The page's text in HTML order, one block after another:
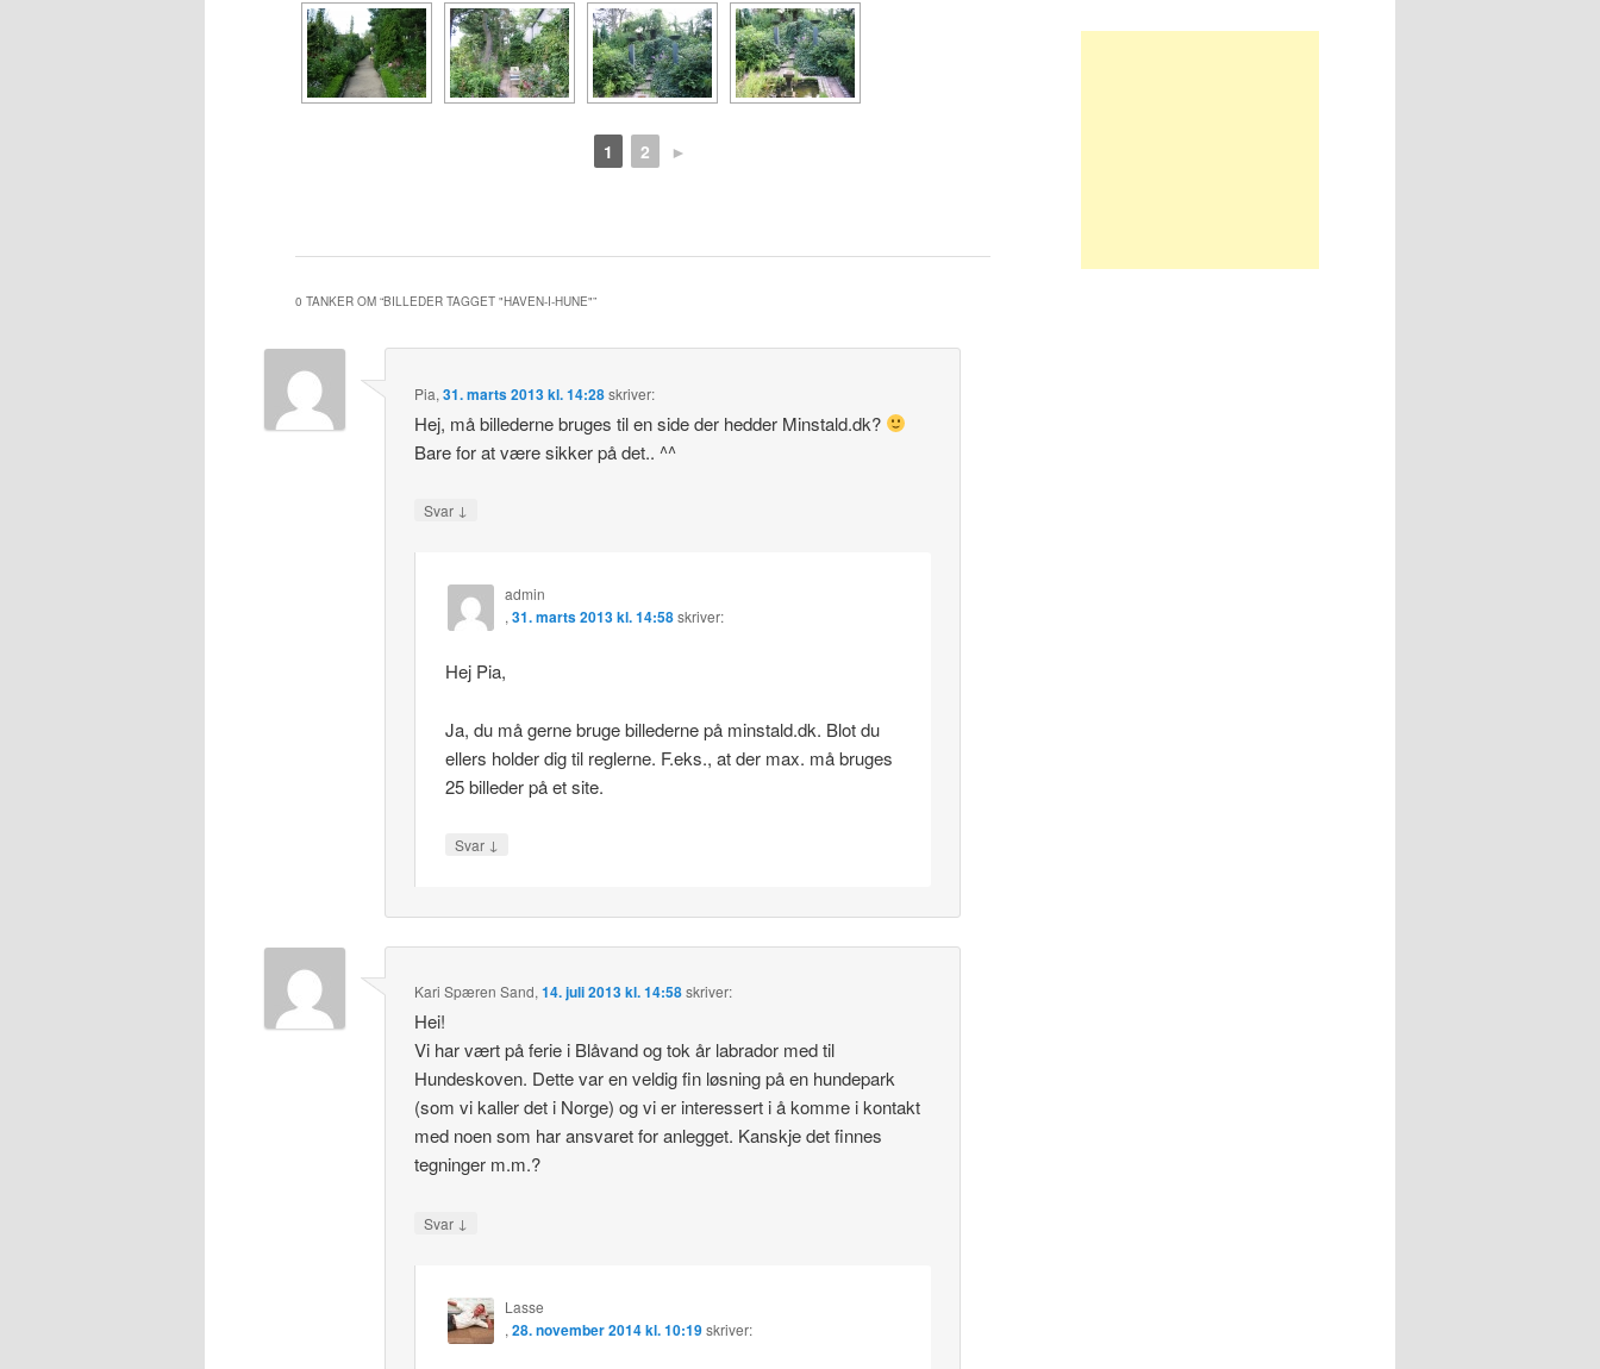
1 2 ►
0 TANKER OM “BILLEDER TAGGET "HAVEN-I-HUNE"”
Pia,31. marts 2013 kl. 14:28skriver:
Hej, må billederne bruges til en side der hedder Minstald.dk?
Bare for at være sikker på det.. ^^
Svar ↓
admin
, 31. marts 2013 kl. 14:58 skriver:
Hej Pia,
Ja, du må gerne bruge billederne på minstald.dk. Blot du
ellers holder dig til reglerne. F.eks., at der max. må bruges
25 billeder på et site.
Svar ↓
Kari Spæren Sand,14. juli 2013 kl. 14:58skriver:
Hei!
Vi har vært på ferie i Blåvand og tok år labrador med til
Hundeskoven. Dette var en veldig fin løsning på en hundepark
(som vi kaller det i Norge) og vi er interessert i å komme i kontakt
med noen som har ansvaret for anlegget. Kanskje det finnes
tegninger m.m.?
Svar ↓
Lasse
, 28. november 2014 kl. 10:19 skriver: